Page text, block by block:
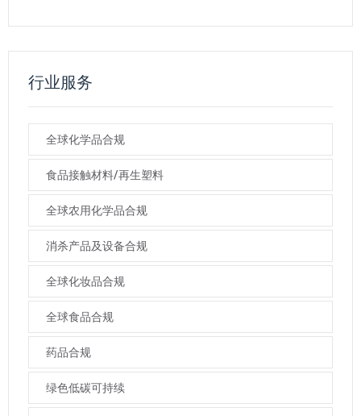
行业服务
全球化学品合规
食品接触材料/再生塑料
全球农用化学品合规
消杀产品及设备合规
全球化妆品合规
全球食品合规
药品合规
绿色低碳可持续